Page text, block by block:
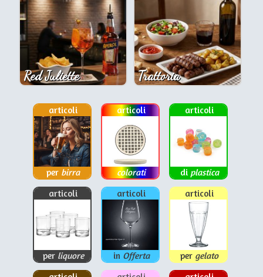
Red Juliette Trattoria
articoli
per birra
articoli
colorati
articoli
di plastica
articoli
per liquore
articoli
in Offerta
articoli
per gelato